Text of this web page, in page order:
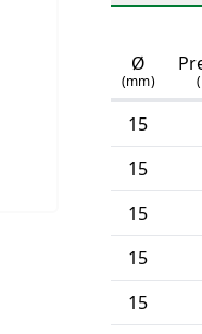
Ø
(mm)
15
15
15
15
15